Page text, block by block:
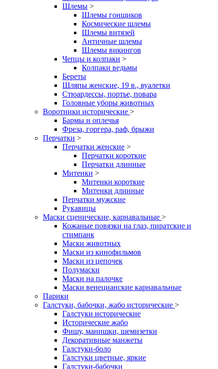
Шлемы >
Шлемы гонщиков
Космические шлемы
Шлемы витязей
Античные шлемы
Шлемы викингов
Чепцы и колпаки >
Колпаки ведьмы
Береты
Шляпы женские, 19 в., вуалетки
Стюардессы, портье, повара
Головные уборы животных
Воротники исторические >
Бармы и оплечья
Фреза, горгера, раф, брыжи
Перчатки >
Перчатки женские >
Перчатки короткие
Перчатки длинные
Митенки >
Митенки короткие
Митенки длинные
Перчатки мужские
Рукавицы
Маски сценические, карнавальные >
Кожаные повязки на глаз, пиратские и
стимпанк
Маски животных
Маски из кинофильмов
Маски из цепочек
Полумаски
Маски на палочке
Маски венецианские карнавальные
Парики
Галстуки, бабочки, жабо исторические >
Галстуки исторические
Исторические жабо
Фишу, манишки, шемизетки
Декоративные манжеты
Галстуки-боло
Галстуки цветные, яркие
Галстуки-бабочки